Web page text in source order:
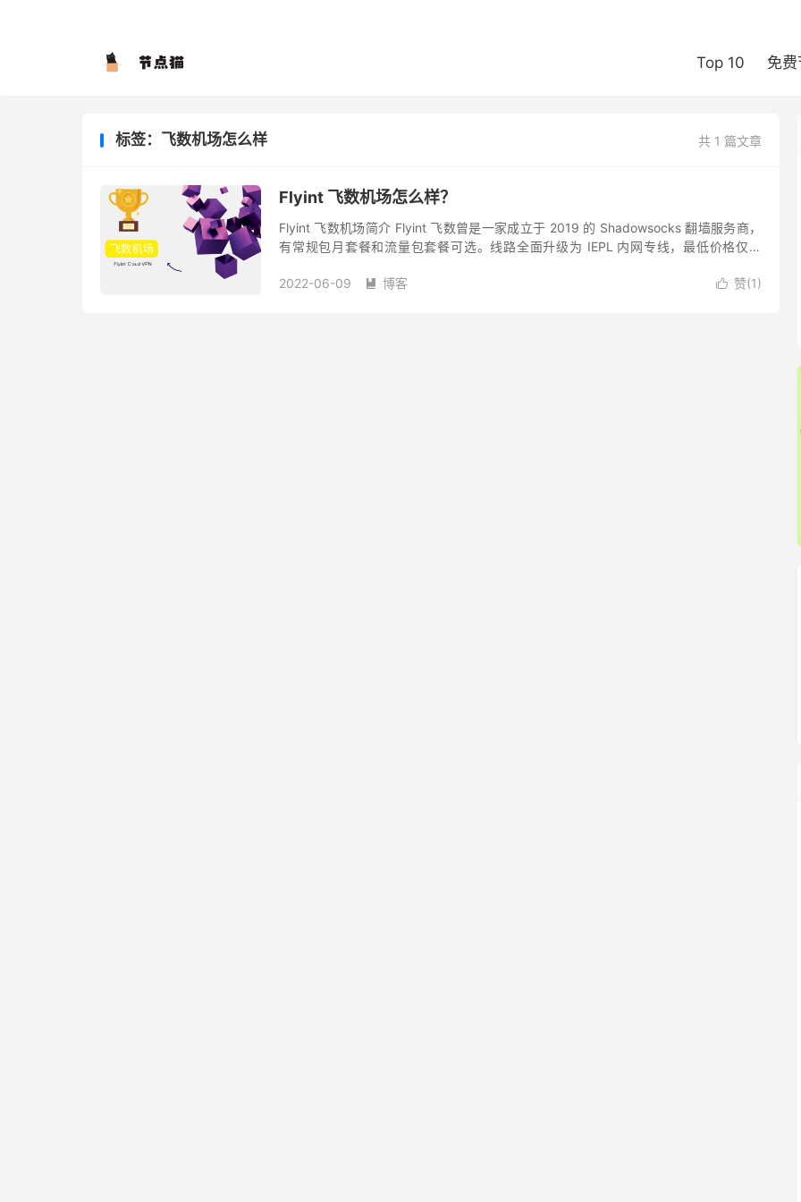
Top 10 免
共 1 篇文章
标签：飞数机场怎么样
Flyint 飞数机场怎么样？
Flyint 飞数机场简介 Flyint 飞数曾是一家成立于 2019 的 Shadowsocks 翻墙服务商，
有常规包月套餐和流量包套餐可选。线路全面升级为 IEPL 内网专线，最低价格仅需
 赞(1)
2022-06-09  博客